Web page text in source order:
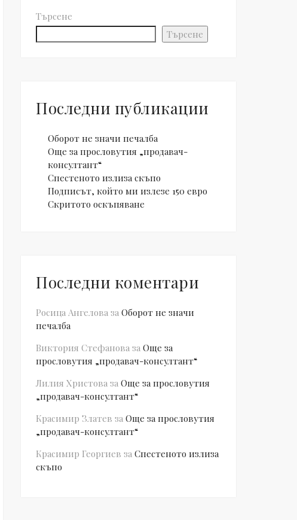
Търсене
Търсене
Последни публикации
Оборот не значи печалба
Още за прословутия „продавач-
консултант“
Спестеното излиза скъпо
Подписът, който ми излезе 150 евро
Скритото оскъпяване
Последни коментари
Росица Ангелова за Оборот не значи
печалба
Виктория Стефанова за Още за
прословутия „продавач-консултант“
Лилия Христова за Още за прословутия
„продавач-консултант“
Красимир Златев за Още за прословутия
„продавач-консултант“
Красимир Георгиев за Спестеното излиза
скъпо